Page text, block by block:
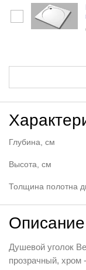
Глубина, см
Высота, см
Толщина полотна
Описание
Душевой уголок
прозрачный, хром